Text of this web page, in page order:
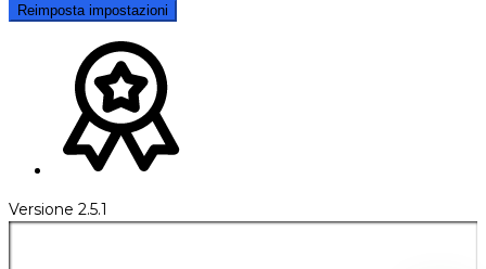
Reimposta impostazioni
Versione 2.5.1